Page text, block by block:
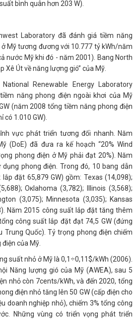
bình quân hơn 203 W).
Laboratory đã đánh giá tiềm năng
Mỹ tương đương với 10.777 tỷ kWh/năm
nước Mỹ khi đó - năm 2001). Bang North
Xê Út về năng lượng gió” của Mỹ.
Renewable Energy Laboratory
năng phong điện ngoài khơi của Mỹ
(năm 2008 tổng tiềm năng phong điện
có 1.010 GW).
vực phát triển tương đối nhanh. Năm
(DoE) đã đưa ra kế hoạch “20% Wind
phong điện ở Mỹ phải đạt 20%). Năm
phong điện. Trong đó, 10 bang dẫn
đặt 65,879 GW) gồm: Texas (14,098);
Окlahoma (3,782); Illinois (3,568);
(3,075); Minnesota (3,035); Kаnsas
Năm 2015 công suất lắp đặt tăng thêm
công suất lắp đặt đạt 74,5 GW (đứng
Trung Quốc). Tỷ trọng phong điện chiếm
của Mỹ.
suất nhỏ ở Mỹ là 0,1÷0,11$/kWh (2006).
Năng lượng gió của Mỹ (AWEA), sau 5
nhỏ còn 7cents/kWh, và đến 2020, tổng
điện nhỏ tăng lên 50 GW (cấp điện cho
doanh nghiệp nhỏ), chiếm 3% tổng công
Những vùng có triển vọng phát triển